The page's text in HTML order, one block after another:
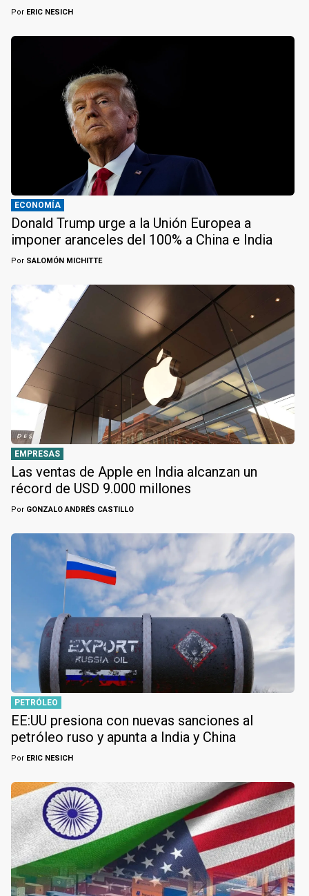
Por ERIC NESICH
ECONOMÍA
Donald Trump urge a la Unión Europea a
imponer aranceles del 100% a China e India
Por SALOMÓN MICHITTE
EMPRESAS
Las ventas de Apple en India alcanzan un
récord de USD 9.000 millones
Por GONZALO ANDRÉS CASTILLO
PETRÓLEO
EE:UU presiona con nuevas sanciones al
petróleo ruso y apunta a India y China
Por ERIC NESICH